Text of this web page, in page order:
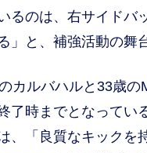
るのは、右サイドバ
」と、補強活動の舞
カルバハルと33歳の
了時までとなってい
、「良質なキックを